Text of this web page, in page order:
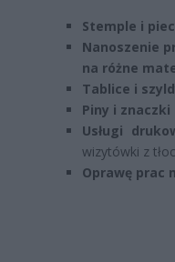
Stemple i
Nanoszenie
na różne
Tablice i
Piny i znaczki
Usługi
wizytówki z
Oprawę prac